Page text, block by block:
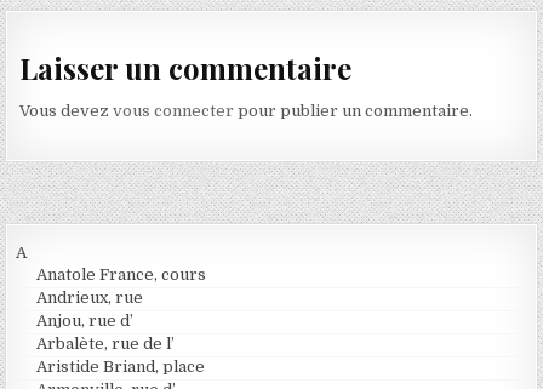
Laisser un commentaire
Vous devezvous connecter pour publier un commentaire.
A
Anatole France, cours
Andrieux, rue
Anjou, rue d’
Arbalète, rue de l’
Aristide Briand, place